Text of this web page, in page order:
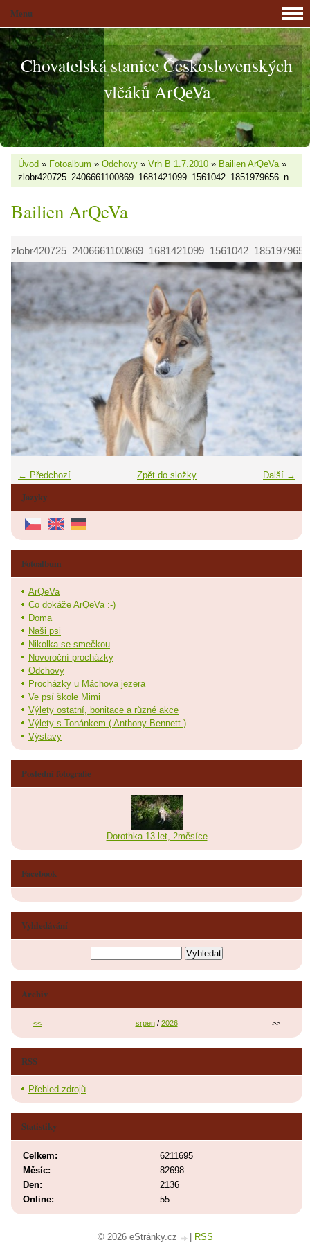
Chovatelská stanice Československých
vlčáků ArQeVa
Úvod » Fotoalbum » Odchovy » Vrh B 1.7.2010 » Bailien ArQeVa»
zlobr420725_2406661100869_1681421099_1561042_1851979656_n
Bailien ArQeVa
← Předchozí Další →
Zpět do složky
Jazyky
Menu
Fotoalbum
ArQeVa
Co dokáže ArQeVa :-)
Doma
Naši psi
Nikolka se smečkou
Novoroční procházky
Odchovy
Procházky u Máchova jezera
Ve psí škole Mimi
Výlety ostatní, bonitace a různé akce
Výlety s Tonánkem ( Anthony Bennett )
Výstavy
Poslední fotografie
Dorothka 13 let, 2měsíce
Facebook
Vyhledávání
Archiv
<< srpen/ 2026 >>
RSS
Přehled zdrojů
Statistiky
Online: 55
Celkem:
6211695
Měsíc:
82698
Den:
2136
© 2026 eStránky.cz RSS